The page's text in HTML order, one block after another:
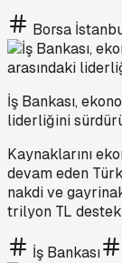
Borsa
İş Bankası,
liderliğini
Kaynaklarını
devam eden
nakdi ve
trilyon TL destek
İş Bankası